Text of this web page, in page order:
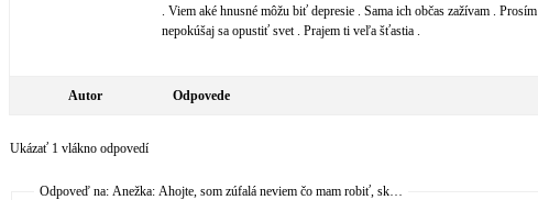
. Viem aké hnusné môžu biť depresie . Sama ich občas zažívam . Prosím
nepokúšaj sa opustiť svet . Prajem ti veľa šťastia .
Autor Odpovede
Ukázať 1 vlákno odpovedí
Odpoveď na: Anežka: Ahojte, som zúfalá neviem čo mam robiť, sk…